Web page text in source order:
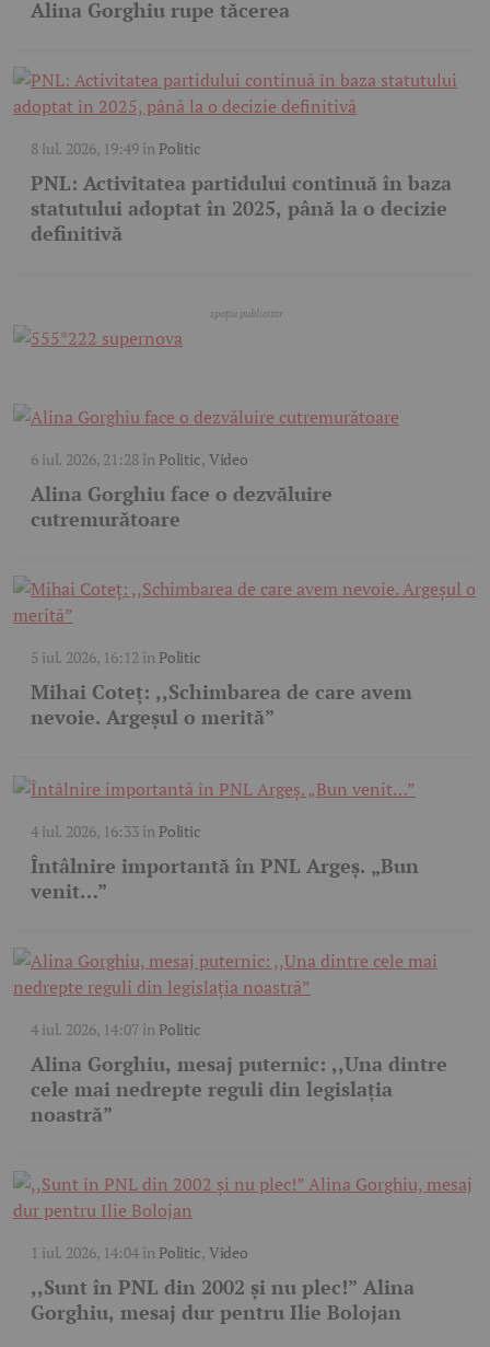
Alina Gorghiu rupe tăcerea
8 iul. 2026, 19:49în Politic
PNL: Activitatea partidului continuă în baza
statutului adoptat în 2025, până la o decizie
definitivă
6 iul. 2026, 21:28în Politic, Video
Alina Gorghiu face o dezvăluire
cutremurătoare
5 iul. 2026, 16:12 în Politic
Mihai Coteț: ,,Schimbarea de care avem
nevoie. Argeșul o merită”
4 iul. 2026, 16:33în Politic
Întâlnire importantă în PNL Argeș. „Bun
venit…”
4 iul. 2026, 14:07în Politic
Alina Gorghiu, mesaj puternic: ,,Una dintre
cele mai nedrepte reguli din legislația
noastră”
1 iul. 2026, 14:04în Politic, Video
,,Sunt în PNL din 2002 și nu plec!” Alina
Gorghiu, mesaj dur pentru Ilie Bolojan